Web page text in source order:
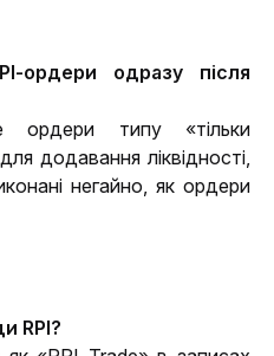
ордери одразу після
типу «тільки
додавання ліквідності,
негайно, як ордери
RPI?